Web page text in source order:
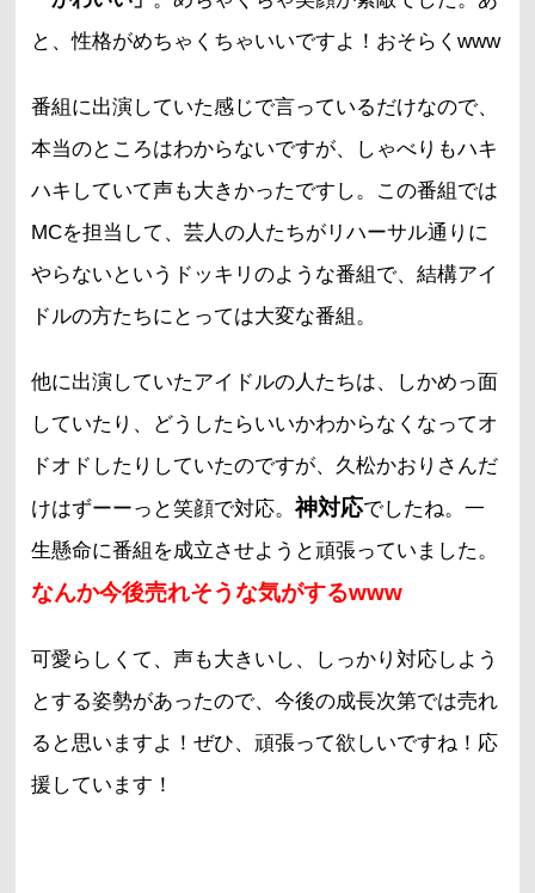
と、性格がめちゃくちゃいいですよ！おそらくwww
番組に出演していた感じで言っているだけなので、
本当のところはわからないですが、しゃべりもハキ
ハキしていて声も大きかったですし。この番組では
MCを担当して、芸人の人たちがリハーサル通りに
やらないというドッキリのような番組で、結構アイ
ドルの方たちにとっては大変な番組。
他に出演していたアイドルの人たちは、しかめっ面
していたり、どうしたらいいかわからなくなってオ
ドオドしたりしていたのですが、久松かおりさんだ
けはずーーっと笑顔で対応。神対応でしたね。一
生懸命に番組を成立させようと頑張っていました。
なんか今後売れそうな気がするwww
可愛らしくて、声も大きいし、しっかり対応しよう
とする姿勢があったので、今後の成長次第では売れ
ると思いますよ！ぜひ、頑張って欲しいですね！応
援しています！